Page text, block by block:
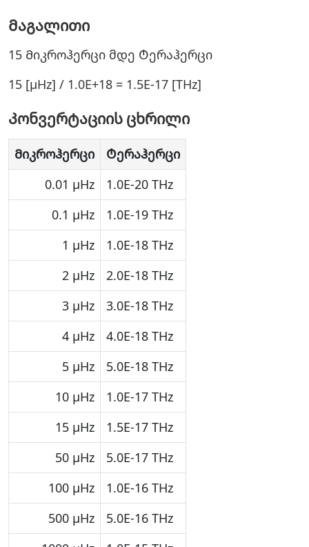
Მაგალითი
15 Მიკროჰერცი მდე Ტერაჰერცი
15 [μHz] / 1.0E+18 = 1.5E-17 [THz]
Კონვერტაციის ცხრილი
Მიკროჰერცი
Ტერაჰერცი
0.01 μHz
1.0E-20 THz
0.1 μHz
1.0E-19 THz
1 μHz
1.0E-18 THz
2 μHz
2.0E-18 THz
3 μHz
3.0E-18 THz
4 μHz
4.0E-18 THz
5 μHz
5.0E-18 THz
10 μHz
1.0E-17 THz
15 μHz
1.5E-17 THz
50 μHz
5.0E-17 THz
100 μHz
1.0E-16 THz
500 μHz
5.0E-16 THz